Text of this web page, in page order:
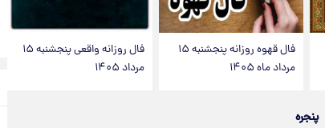
فال قهوه روزانه پنجشنبه ۱۵
مرداد ماه ۱۴۰۵
فال روزانه واقعی پنجشنبه ۱۵
مرداد ۱۴۰۵
پنجره